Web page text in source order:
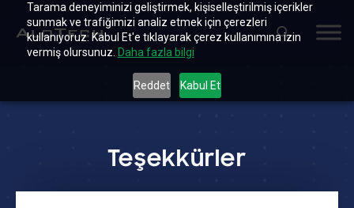
Tarama deneyiminizi geliştirmek, kişiselleştirilmiş içerikler
sunmak ve trafiğimizi analiz etmek için çerezleri
kullanıyoruz. Kabul Et'e tıklayarak çerez kullanımına izin
vermiş olursunuz. Daha fazla bilgi
Reddet Kabul Et
Teşekkürler